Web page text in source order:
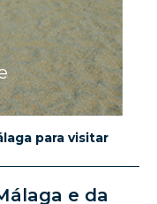
para visitar
e da